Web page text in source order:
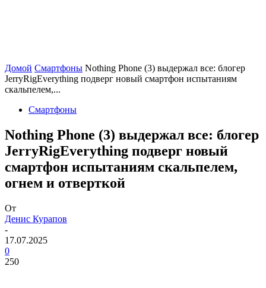
Домой Смартфоны Nothing Phone (3) выдержал все: блогер
JerryRigEverything подверг новый смартфон испытаниям
скальпелем,...
Смартфоны
Nothing Phone (3) выдержал все: блогер
JerryRigEverything подверг новый
смартфон испытаниям скальпелем,
огнем и отверткой
От
Денис Курапов
-
17.07.2025
0
250